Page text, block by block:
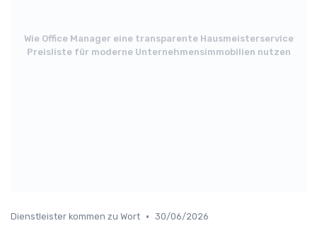
Wie Office Manager eine transparente Hausmeisterservice
Preisliste für moderne Unternehmensimmobilien nutzen
Dienstleister kommen zu Wort • 30/06/2026